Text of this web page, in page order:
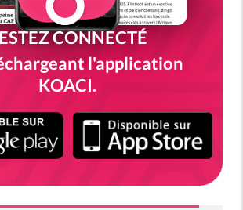
CONNECTÉ
l'application
KOACI.